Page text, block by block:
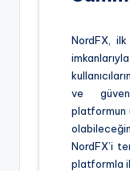
NordFX, ilk
ve
platformun
NordFX’i
platformla